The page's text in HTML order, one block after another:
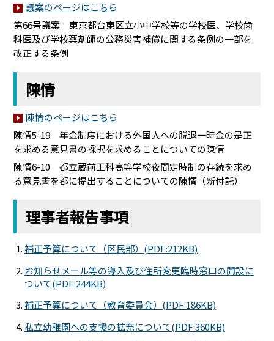
議案のページはこちら
第66号議案 東京都台東区立小中学校等の学校医、学校歯
科医及び学校薬剤師の公務災害補償に関する条例の一部を
改正する条例
陳情
陳情のページはこちら
陳情5-19 年金制度における外国人への脱退一時金の是正
を求める意見書の採択を求めることについての陳情
陳情6-10 都立蔵前工科高等学校夜間定時制の存続を求め
る意見書を都に提出することについての陳情（新付託）
理事者報告事項
補正予算について（区民部）(PDF:212KB)
お知らせメール等の導入及び住所変更臨時窓口の開設に
ついて(PDF:244KB)
補正予算について（教育委員会）(PDF:186KB)
私立幼稚園への支援の拡充について(PDF:360KB)